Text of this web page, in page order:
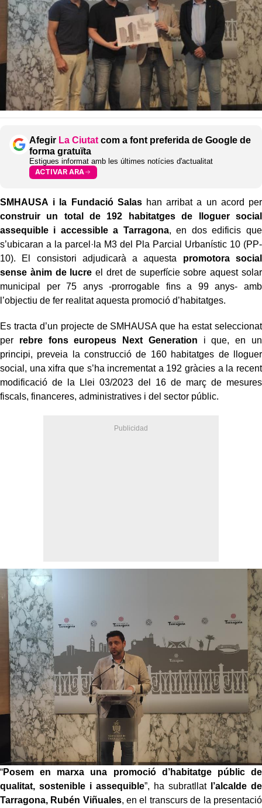
Afegir La Ciutat com a font preferida de Google de
forma gratuïta
Estigues informat amb les últimes notícies d'actualitat
ACTIVAR ARA
SMHAUSA i la Fundació Salashan arribat a un acord per
construir un total de 192 habitatges de lloguer social
assequible i accessible a Tarragona, en dos edificis que
s’ubicaran a la parcel·la M3 del Pla Parcial Urbanístic 10 (PP-
10). El consistori adjudicarà a aquesta promotora social
sense ànim de lucre el dret de superfície sobre aquest solar
municipal per 75 anys -prorrogable fins a 99 anys- amb
l’objectiu de fer realitat aquesta promoció d’habitatges.
Es tracta d’un projecte de SMHAUSA que ha estat seleccionat
per rebre fons europeus Next Generation i que, en un
principi, preveia la construcció de 160 habitatges de lloguer
social, una xifra que s’ha incrementat a 192 gràcies a la recent
modificació de la Llei 03/2023 del 16 de març de mesures
fiscals, financeres, administratives i del sector públic.
“Posem en marxa una promoció d’habitatge públic de
qualitat, sostenible i assequible”, ha subratllat
l’alcalde de
Tarragona, Rubén Viñuales, en el transcurs de la presentació